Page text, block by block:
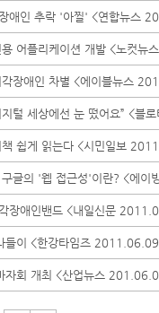
애인 추락 '아찔' <연합뉴스
용 어플리케이션 개발 <노컷
각장애인 차별 <에이블뉴스
털 세상에선 눈 떴어요” <블
책 쉽게 읽는다 <시민일보
구글의 '웹 접근성'이란? <에
장애인밴드 <내일신문
들이 <한강타임즈
자회 개최 <산업뉴스